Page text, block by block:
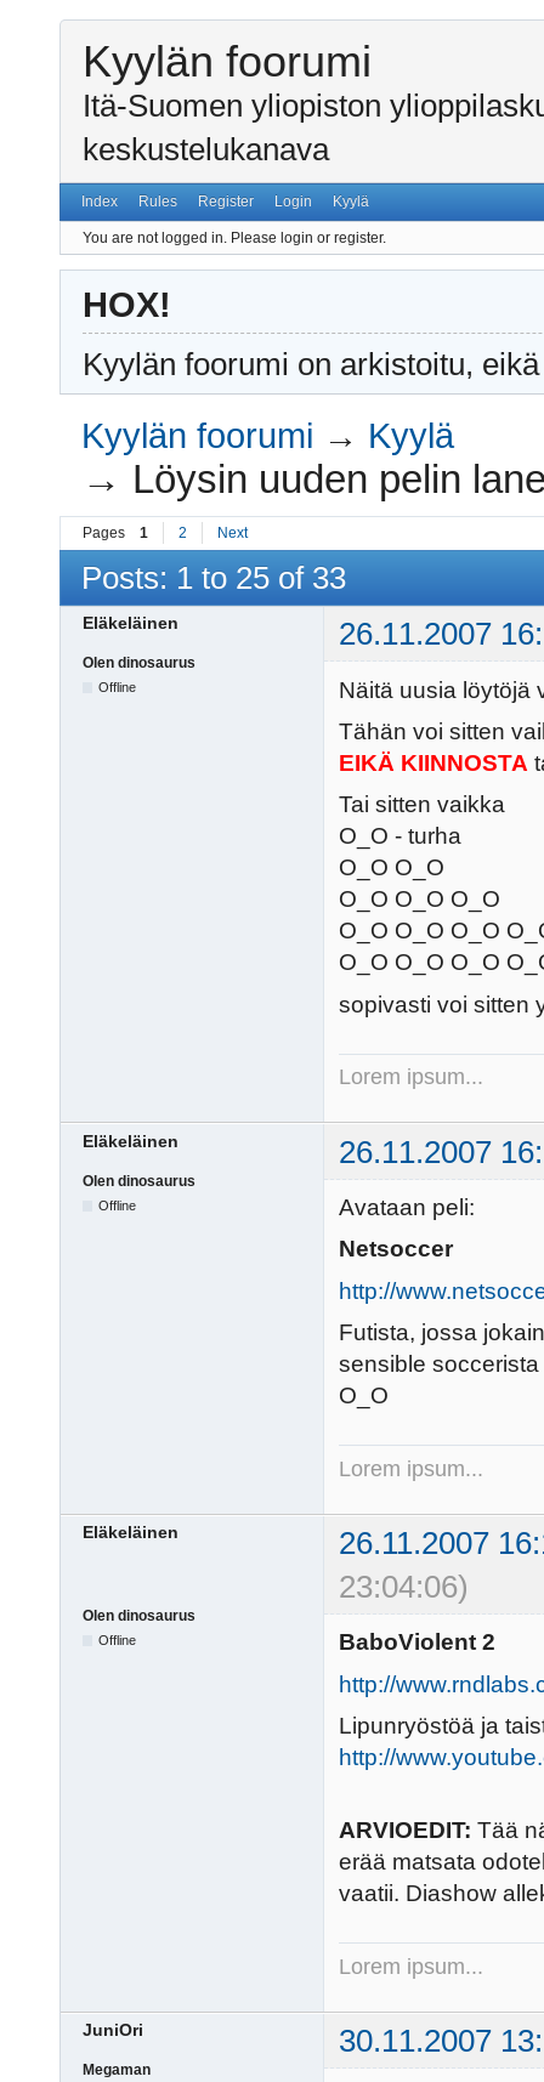
Kyylän foorumi
Itä-Suomen yliopiston
keskustelukanava
Index Rules Register Login Kyylä
You are not logged in. Please login or register.
HOX!
Kyylän foorumi on arkistoitu,
Kyylän foorumi → Kyylä
→ Löysin uuden pelin
Pages 1 2 Next
Posts: 1 to 25 of 33
Eläkeläinen 26.11.2007
Olen dinosaurus
Offline
Näitä uusia löytöjä
Tähän voi sitten
EIKÄ KIINNOSTA
Tai sitten vaikka
O_O - turha
O_O O_O
O_O O_O O_O
O_O O_O O_O
O_O O_O O_O
sopivasti voi sitten
Lorem ipsum...
Eläkeläinen 26.11.2007
Olen dinosaurus
Offline
Avataan peli:
Netsoccer
http://
Futista, jossa
sensible
O_O
Lorem ipsum...
Eläkeläinen
26.11.2007
23:04:06)
Olen dinosaurus
Offline
BaboViolent 2
http://
Lipunryöstöä ja
http://
ARVIOEDIT: Tää
erää matsata
vaatii. Diashow
Lorem ipsum...
JuniOri 30.11.2007
Megaman